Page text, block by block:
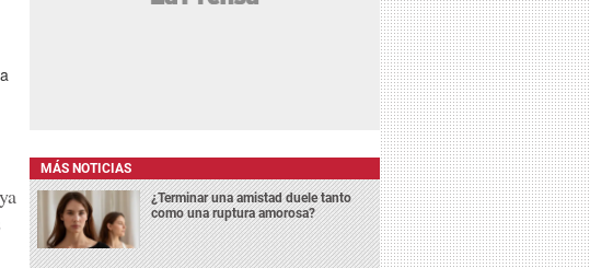
MÁS NOTICIAS
¿Terminar una amistad duele tanto
como una ruptura amorosa?